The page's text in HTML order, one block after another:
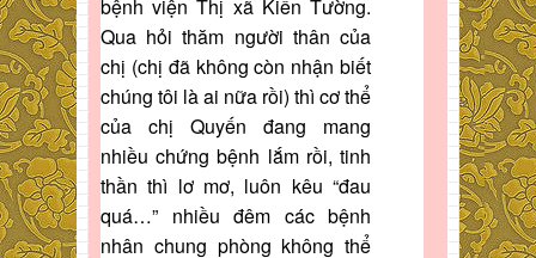
bệnh viện Thị xã Kiến Tường.
Qua hỏi thăm người thân của
chị (chị đã không còn nhận biết
chúng tôi là ai nữa rồi) thì cơ thể
của chị Quyến đang mang
nhiều chứng bệnh lắm rồi, tinh
thần thì lơ mơ, luôn kêu “đau
quá…” nhiều đêm các bệnh
nhân chung phòng không thể